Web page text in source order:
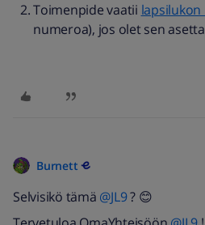
Toimenpide vaatii lapsilukon
numeroa), jos olet sen
Burnett
Selvisikö tämä ​ @JL9? 😊